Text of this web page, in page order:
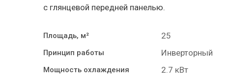
с глянцевой передней панелью.
Площадь, м² 25
Принцип работы Инверторный
Мощность охлаждения 2.7 кВт